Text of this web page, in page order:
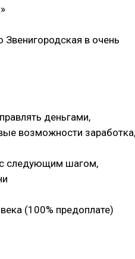
в очень
деньгами,
возможности заработка,
с следующим шагом,
(100% предоплате)